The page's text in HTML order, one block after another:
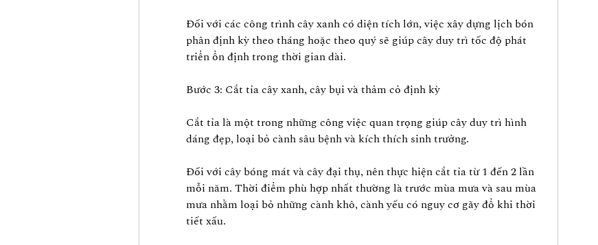
Đối với các công trình cây xanh có diện tích lớn, việc xây dựng lịch bón
phân định kỳ theo tháng hoặc theo quý sẽ giúp cây duy trì tốc độ phát
triển ổn định trong thời gian dài.
Bước 3: Cắt tỉa cây xanh, cây bụi và thảm cỏ định kỳ
Cắt tỉa là một trong những công việc quan trọng giúp cây duy trì hình
dáng đẹp, loại bỏ cành sâu bệnh và kích thích sinh trưởng.
Đối với cây bóng mát và cây đại thụ, nên thực hiện cắt tỉa từ 1 đến 2 lần
mỗi năm. Thời điểm phù hợp nhất thường là trước mùa mưa và sau mùa
mưa nhằm loại bỏ những cành khô, cành yếu có nguy cơ gãy đổ khi thời
tiết xấu.